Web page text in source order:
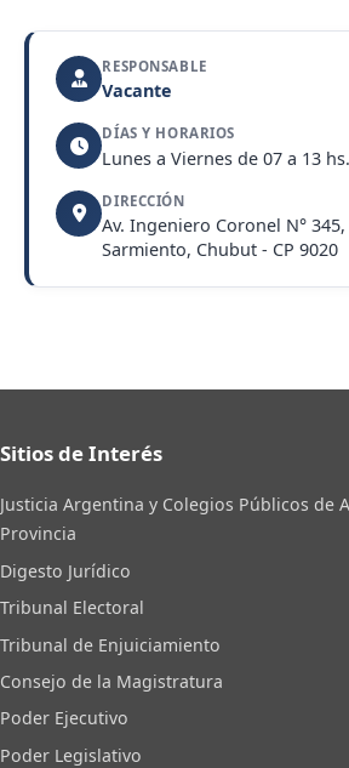
RESPONSABLE
Vacante
DÍAS Y HORARIOS
Lunes a Viernes de 07 a 13 hs.
DIRECCIÓN
Av. Ingeniero Coronel N° 345,
Sarmiento, Chubut - CP 9020
Sitios de Interés
Justicia Argentina y Colegios Públicos de
Provincia
Digesto Jurídico
Tribunal Electoral
Tribunal de Enjuiciamiento
Consejo de la Magistratura
Poder Ejecutivo
Poder Legislativo